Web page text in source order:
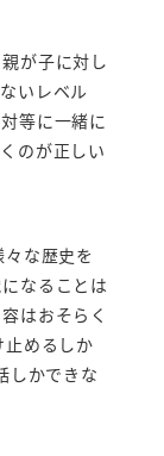
が子に対し
いレベル
等に一緒に
のが正しい
な歴史を
なることは
はおそらく
めるしか
しかできな